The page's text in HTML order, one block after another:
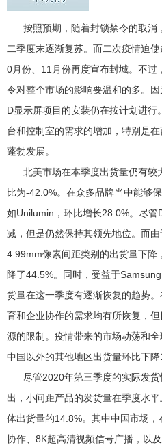
按照预期，随着封锁禁令的取消
二季度末逐渐复苏。而二次疫情迫
0月份、11月份再度宣布封城。不过
令对整个市场的影响要温和的多。
D显示屏项目的安装仍在按计划进
台和控制室的需求的增加，特别是
蓬勃发展。
北美市场在本季度出货量仍有较
比为-42.0%。在众多品牌当中能够
如Unilumin，环比增长28.0%。尽
减，但是仍然保持其领先地位。而
4.99mm像素间距类别的出货量下降
降了44.5%。同时，受益于
货量在这一季度有逐渐恢复的趋势
育和企业协作的需求均有所恢复，
源的限制。疫情带来的市场动荡和
中国以外的其他地区出货量环比下降
尽管2020年第三季度的实际发货
出，小间距产品的发货量在季度水
体出货量的14.8%。其中中国市场
协作、8K超高清视频信号广播，以